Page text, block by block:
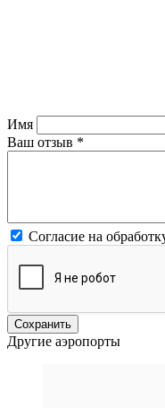
Имя
Ваш отзыв *
Согласие на
Другие аэропорты